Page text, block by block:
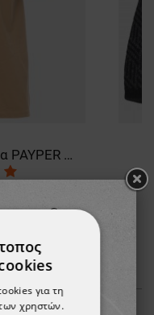
Κοντομάνικη μπλούζα PAYPER SUNSET WARM BROWN
για τη
χρηστών.